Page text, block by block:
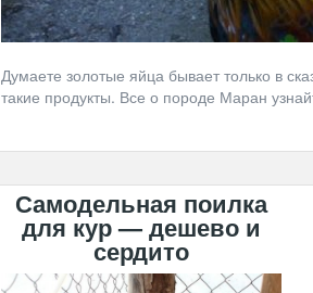
Думаете золотые яйца бывает только в
такие продукты. Все о породе Маран
Самодельная поилка
для кур — дешево и
сердито